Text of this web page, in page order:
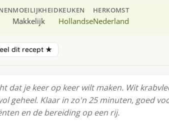
MOEILIJKHEID
Makkelijk
KEUKEN
Hollandse
HERKOMST
Nederland
dit recept ★
dat je keer op keer wilt maken. Wit
geheel. Klaar in zo'n 25 minuten, goed
en de bereiding op een rij.